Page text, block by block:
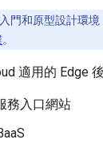
門和原型設計環
。
適用的 Edge
務入口網站